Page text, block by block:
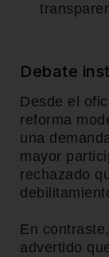
Debate
Desde el
reforma
una
mayor
rechazado
En
advertido